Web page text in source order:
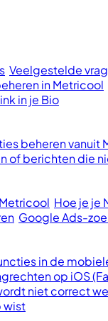
Veelgestelde
in Metricool
in je Bio
beheren vanuit
of berichten die
Hoe je je
Google Ads-
in de
op iOS
niet correct
wist